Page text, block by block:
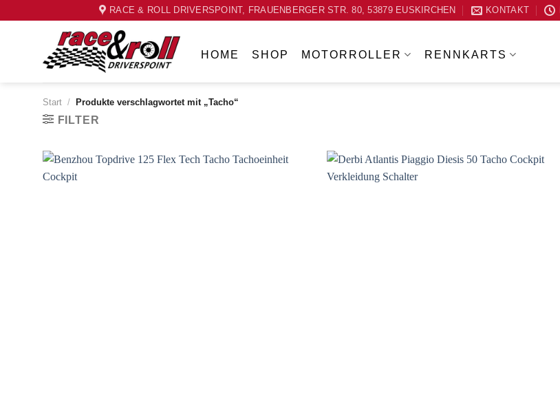
RACE & ROLL DRIVERSPOINT, FRAUENBERGER STR. 80, 53879 EUSKIRCHEN KONTAKT
HOME SHOP MOTORROLLER RENNKARTS
Start / Produkte verschlagwortet mit „Tacho“
FILTER